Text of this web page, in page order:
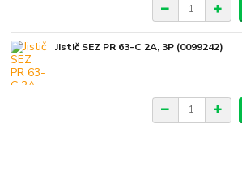
Jistič SEZ PR 63-C 2A, 3P (0099242)